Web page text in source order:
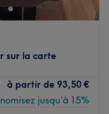
sur la carte
à partir de 93,50 €
jusqu'à 15%